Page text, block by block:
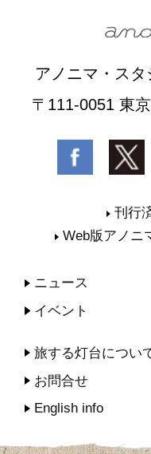
アノニマ・ス
〒111-0051 東
刊行
Web版アノニ
ニュース
イベント
旅する灯台につい
お問合せ
English info